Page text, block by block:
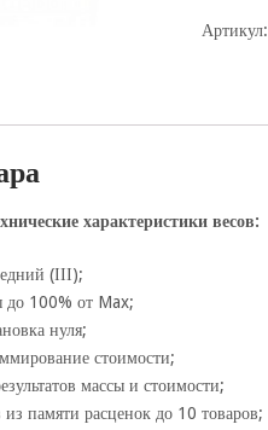
Артикул:
характеристики весов:
(ІІІ);
до 100% от Max;
нуля;
стоимости;
массы и стоимости;
памяти расценок до 10 товаров;